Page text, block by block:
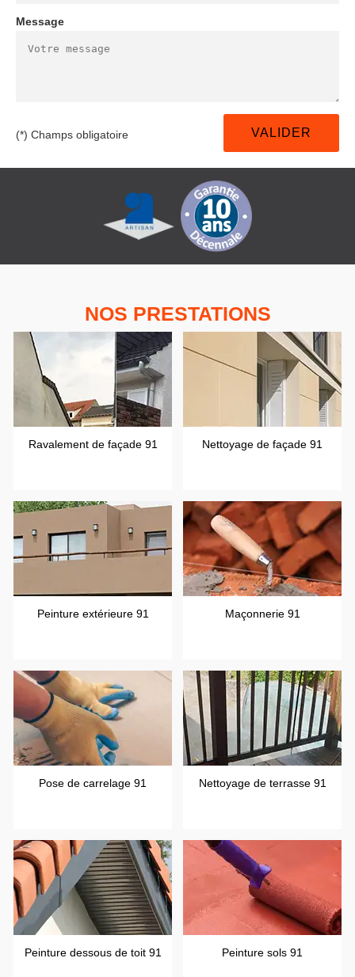
Message
(*) Champs obligatoire
NOS PRESTATIONS
Ravalement de façade 91 Nettoyage de façade 91
Peinture extérieure 91 Maçonnerie 91
Pose de carrelage 91 Nettoyage de terrasse 91
Peinture dessous de toit 91 Peinture sols 91